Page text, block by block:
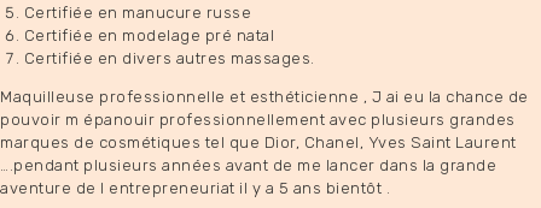
Certifiée en manucure russe
Certifiée en modelage pré natal
Certifiée en divers autres massages.
Maquilleuse professionnelle et esthéticienne , J ai eu la chance de
pouvoir m épanouir professionnellement avec plusieurs grandes
marques de cosmétiques tel que Dior, Chanel, Yves Saint Laurent
….pendant plusieurs années avant de me lancer dans la grande
aventure de l entrepreneuriat il y a 5 ans bientôt .